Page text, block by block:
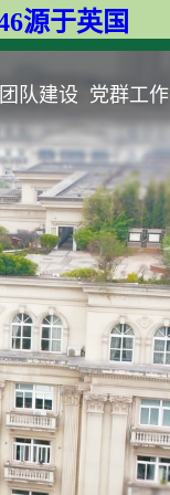
源于英国
团队建设 党群工作